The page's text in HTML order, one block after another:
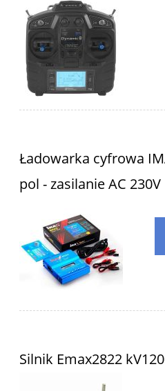
Ładowarka cyfrowa
pol - zasilanie AC 230V
Silnik Emax2822